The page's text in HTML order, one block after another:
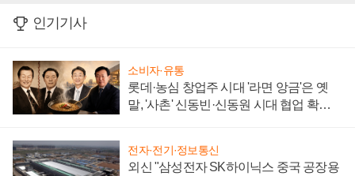
인기기사
소비자·유통
롯데·농심 창업주 시대 '라면 앙금'은 옛
말, '사촌' 신동빈·신동원 시대 협업 확대
전자·전기·정보통신
외신 "삼성전자 SK하이닉스 중국 공장용